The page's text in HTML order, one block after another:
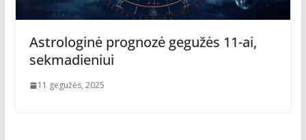
Astrologinė prognozė gegužės 11-ai,
sekmadieniui
11 gegužės, 2025